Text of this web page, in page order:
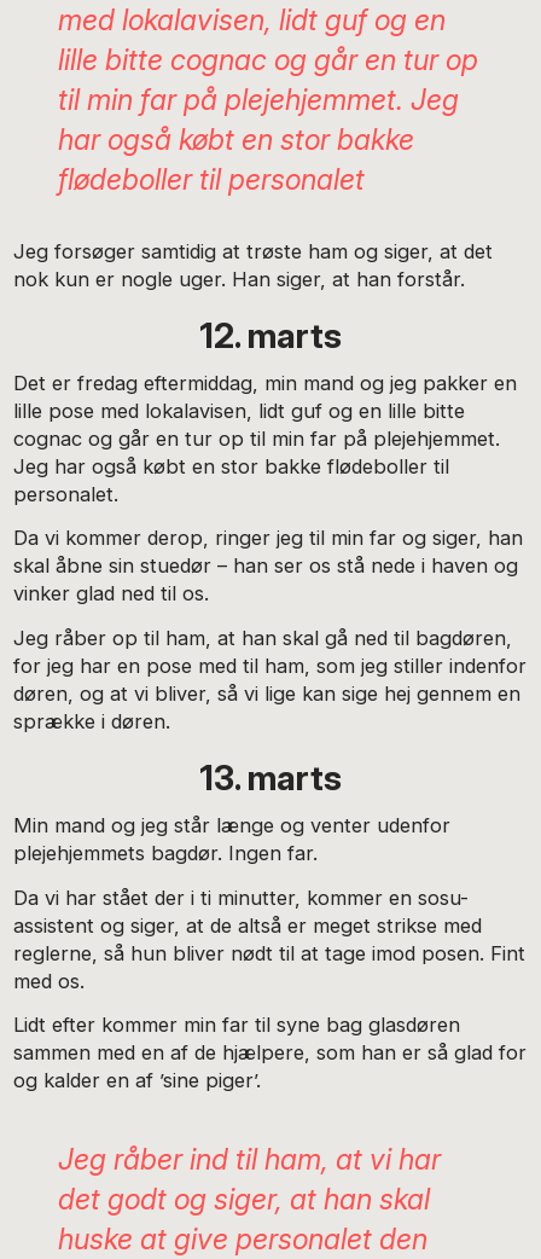
med lokalavisen, lidt guf og en
lille bitte cognac og går en tur op
til min far på plejehjemmet. Jeg
har også købt en stor bakke
flødeboller til personalet
Jeg forsøger samtidig at trøste ham og siger, at det
nok kun er nogle uger. Han siger, at han forstår.
12. marts
Det er fredag eftermiddag, min mand og jeg pakker en
lille pose med lokalavisen, lidt guf og en lille bitte
cognac og går en tur op til min far på plejehjemmet.
Jeg har også købt en stor bakke flødeboller til
personalet.
Da vi kommer derop, ringer jeg til min far og siger, han
skal åbne sin stuedør – han ser os stå nede i haven og
vinker glad ned til os.
Jeg råber op til ham, at han skal gå ned til bagdøren,
for jeg har en pose med til ham, som jeg stiller indenfor
døren, og at vi bliver, så vi lige kan sige hej gennem en
sprække i døren.
13. marts
Min mand og jeg står længe og venter udenfor
plejehjemmets bagdør. Ingen far.
Da vi har stået der i ti minutter, kommer en sosu-
assistent og siger, at de altså er meget strikse med
reglerne, så hun bliver nødt til at tage imod posen. Fint
med os.
Lidt efter kommer min far til syne bag glasdøren
sammen med en af de hjælpere, som han er så glad for
og kalder en af ’sine piger’.
Jeg råber ind til ham, at vi har
det godt og siger, at han skal
huske at give personalet den